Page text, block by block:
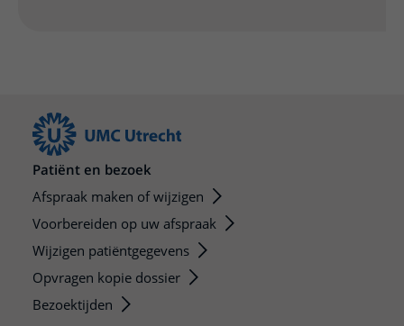
Patiënt en bezoek
Afspraak maken of wijzigen
Voorbereiden op uw afspraak
Wijzigen patiëntgegevens
Opvragen kopie dossier
Bezoektijden